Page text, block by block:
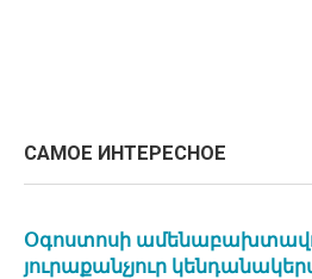
САМОЕ ИНТЕРЕСНОЕ
Օգոստոսի
յուրաքանչյուր